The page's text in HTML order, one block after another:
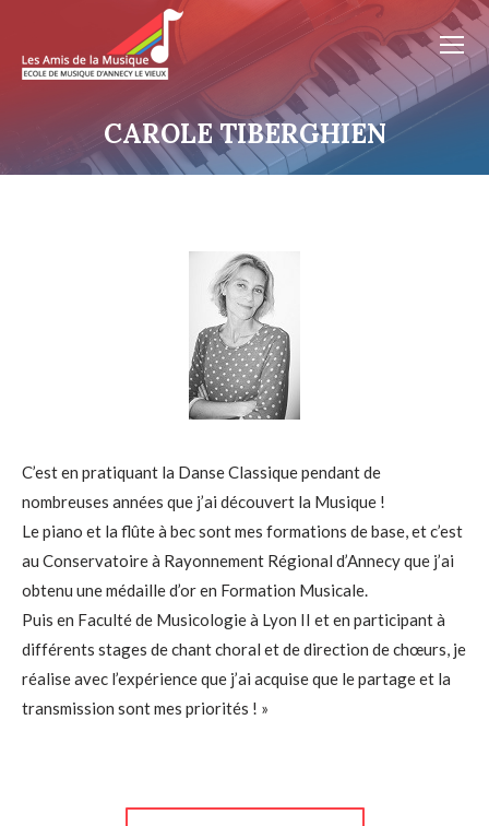
CAROLE TIBERGHIEN
C’est en pratiquant la Danse Classique pendant de
nombreuses années que j’ai découvert la Musique !
Le piano et la flûte à bec sont mes formations de base, et c’est
au Conservatoire à Rayonnement Régional d’Annecy que j’ai
obtenu une médaille d’or en Formation Musicale.
Puis en Faculté de Musicologie à Lyon II et en participant à
différents stages de chant choral et de direction de chœurs, je
réalise avec l’expérience que j’ai acquise que le partage et la
transmission sont mes priorités ! »